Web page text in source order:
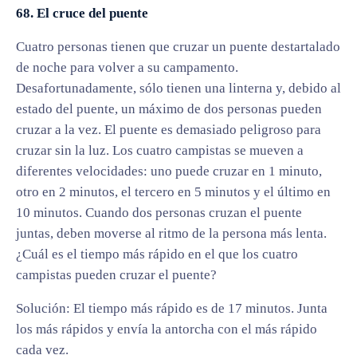
68. El cruce del puente
Cuatro personas tienen que cruzar un puente destartalado
de noche para volver a su campamento.
Desafortunadamente, sólo tienen una linterna y, debido al
estado del puente, un máximo de dos personas pueden
cruzar a la vez. El puente es demasiado peligroso para
cruzar sin la luz. Los cuatro campistas se mueven a
diferentes velocidades: uno puede cruzar en 1 minuto,
otro en 2 minutos, el tercero en 5 minutos y el último en
10 minutos. Cuando dos personas cruzan el puente
juntas, deben moverse al ritmo de la persona más lenta.
¿Cuál es el tiempo más rápido en el que los cuatro
campistas pueden cruzar el puente?
Solución: El tiempo más rápido es de 17 minutos. Junta
los más rápidos y envía la antorcha con el más rápido
cada vez.